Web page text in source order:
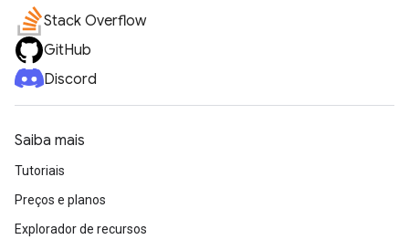
Stack Overflow
GitHub
Discord
Saiba mais
Tutoriais
Preços e planos
Explorador de recursos